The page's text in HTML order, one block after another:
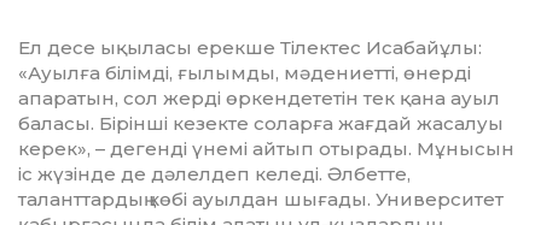
Ел десе ықыласы ерекше Тілектес Исабайұлы:
«Ауылға білімді, ғылымды, мә­дениетті, өнерді
апаратын, сол жерді өр­кендететін тек қана ауыл
баласы. Бі­рінші кезекте соларға жағдай жасалуы
ке­рек», – дегенді үнемі айтып отырады. Мұ­нысын
іс жүзінде де дәлелдеп келеді. Әл­бетте,
таланттардың көбі ауылдан шы­ға­ды. Университет